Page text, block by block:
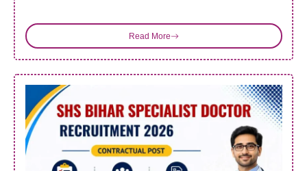
Read More